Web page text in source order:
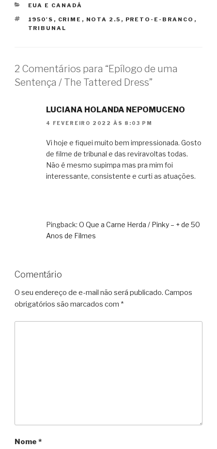
CATEGORIAS
EUA E CANADÁ
TAGS
1950'S , CRIME , NOTA 2.5 , PRETO-E-BRANCO ,
TRIBUNAL
2 Comentários para “Epílogo de uma
Sentença / The Tattered Dress”
LUCIANA HOLANDA NEPOMUCENO
4 FEVEREIRO 2022 ÀS 8:03 PM
Vi hoje e fiquei muito bem impressionada. Gosto
de filme de tribunal e das reviravoltas todas.
Não é mesmo supimpa mas pra mim foi
interessante, consistente e curti as atuações.
Pingback: O Que a Carne Herda / Pinky – + de 50
Anos de Filmes
Comentário
O seu endereço de e-mail não será publicado. Campos
obrigatórios são marcados com *
Nome *